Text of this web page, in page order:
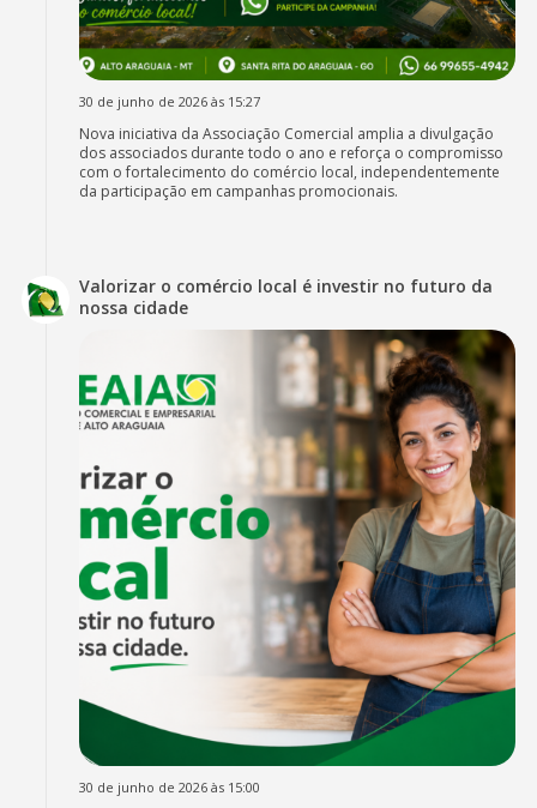
30 de junho de 2026 às 15:27
Nova iniciativa da Associação Comercial amplia a divulgação
dos associados durante todo o ano e reforça o compromisso
com o fortalecimento do comércio local, independentemente
da participação em campanhas promocionais.
Valorizar o comércio local é investir no futuro da
nossa cidade
30 de junho de 2026 às 15:00